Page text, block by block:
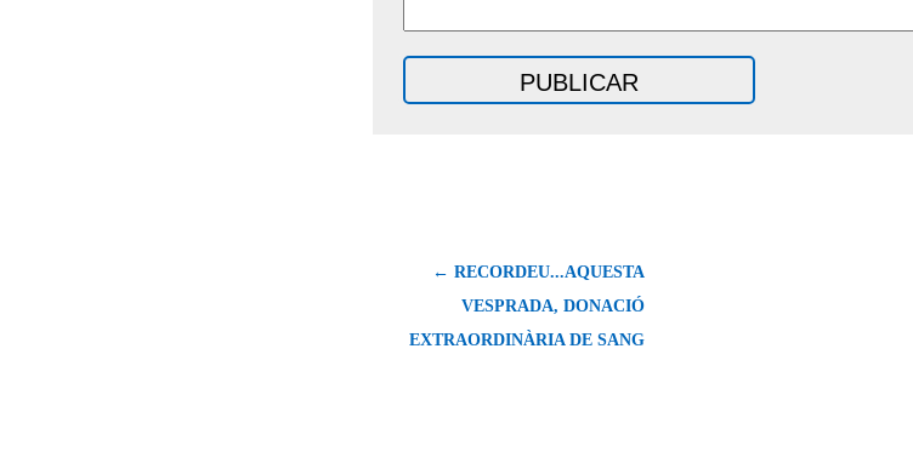
← RECORDEU...AQUESTA
VESPRADA, DONACIÓ
EXTRAORDINÀRIA DE SANG